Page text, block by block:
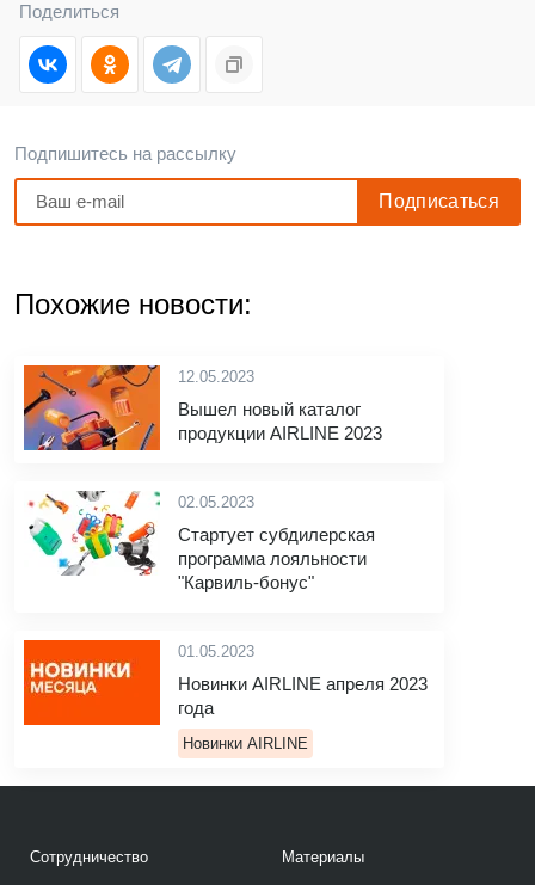
Поделиться
Подпишитесь на рассылку
Похожие новости:
12.05.2023
Вышел новый каталог
продукции AIRLINE 2023
02.05.2023
Стартует субдилерская
программа лояльности
"Карвиль-бонус"
01.05.2023
Новинки AIRLINE апреля 2023
года
Новинки AIRLINE
Сотрудничество Материалы